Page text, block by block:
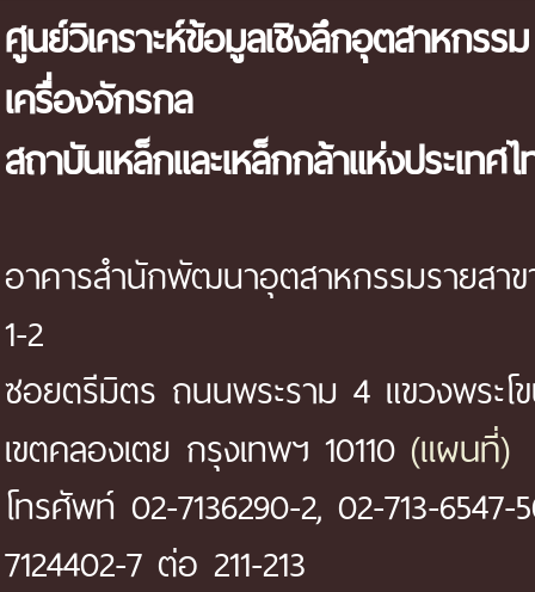
ศูนย์วิเคราะห์ข้อมูลเชิงลึกอุตสาหกรรม
เครื่องจักรกล
สถาบันเหล็กและเหล็กกล้าแห่งประเทศ
อาคารสำนักพัฒนาอุตสาหกรรมรายสา
1-2
ซอยตรีมิตร ถนนพระราม 4 แขวงพระโ
เขตคลองเตย กรุงเทพฯ 10110 (แผนที่)
โทรศัพท์ 02-7136290-2, 02-713-6547-
7124402-7 ต่อ 211-213